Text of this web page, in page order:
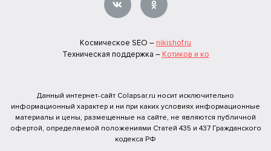
Космическое SEO – nikishof.ru
Техническая поддержка – Котиков и ко
Данный интернет-сайт Colapsar.ru носит исключительно
информационный характер и ни при каких условиях информационные
материалы и цены, размещенные на сайте, не являются публичной
офертой, определяемой положениями Статей 435 и 437 Гражданского
кодекса РФ